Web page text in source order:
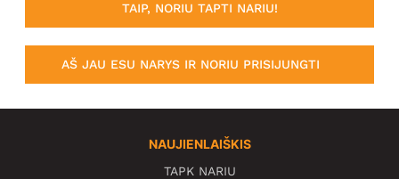
TAIP, NORIU TAPTI NARIU!
AŠ JAU ESU NARYS IR NORIU PRISIJUNGTI
NAUJIENLAIŠKIS
TAPK NARIU